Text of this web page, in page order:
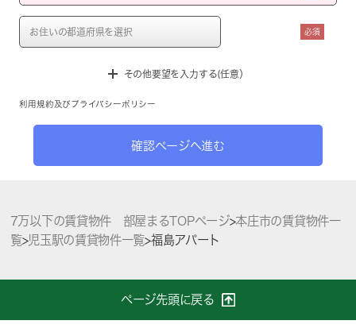
必須
その他要望を入力する(任意）
利用規約 及び プライバシーポリシー
確認ページへ進む
7万以下の賃貸物件 部屋まるTOPページ>本庄市の賃貸物件一
覧>児玉駅の賃貸物件一覧>福島アパート
ページ先頭に戻る